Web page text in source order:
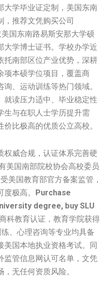
大学‌毕业证定制，美国‌‌东南
，推荐文凭购买公司
国‌‌东南路易斯安那大学‌硕
大学‌博士证书。学校办学近
托南部区位产业优势，深耕
项本硕学位项目，覆盖商
、运动训练等热门领域。
就读压力适中、毕业稳定性
生与在职人士学历提升需
比极高的优质公立高校。
权威合规，认证体系完善硬
美国南部院校协会高校委员
美国教育部官方备案监管，
极高。 Purchase
degree, buy SLU
科教育认证，教育学院获得
、心理咨询等专业均具备
美国本地执业资格考试。同
监管信息网认可名单，文凭
无任何资质风险。